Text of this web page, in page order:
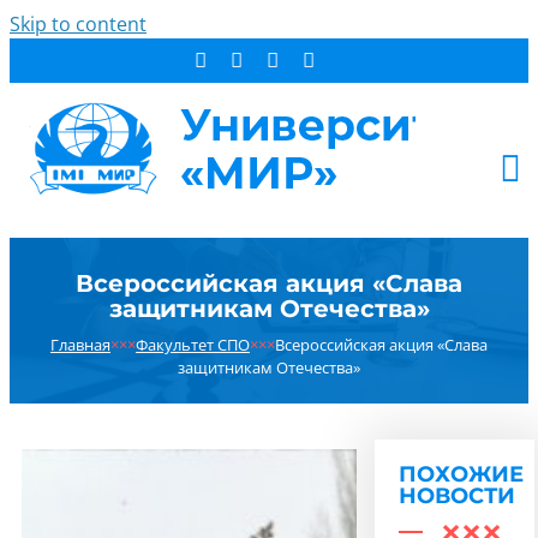
Skip to content
СТУДЕНТУ
ОБ УНИВЕРСИТЕТЕ
НОВОСТИ
Всероссийская акция «Слава
защитникам Отечества»
Главная×××Факультет СПО×××Всероссийская акция «Слава
защитникам Отечества»
ПОХОЖИЕ
НОВОСТИ